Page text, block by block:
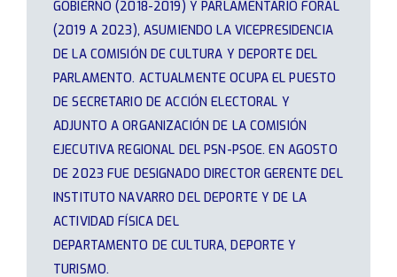
GOBIERNO (2018-2019) Y PARLAMENTARIO FORAL
(2019 A 2023), ASUMIENDO LA VICEPRESIDENCIA
DE LA COMISIÓN DE CULTURA Y DEPORTE DEL
PARLAMENTO. ACTUALMENTE OCUPA EL PUESTO
DE SECRETARIO DE ACCIÓN ELECTORAL Y
ADJUNTO A ORGANIZACIÓN DE LA COMISIÓN
EJECUTIVA REGIONAL DEL PSN-PSOE. EN AGOSTO
DE 2023 FUE DESIGNADO DIRECTOR GERENTE DEL
INSTITUTO NAVARRO DEL DEPORTE Y DE LA
ACTIVIDAD FÍSICA DEL
DEPARTAMENTO DE CULTURA, DEPORTE Y
TURISMO.